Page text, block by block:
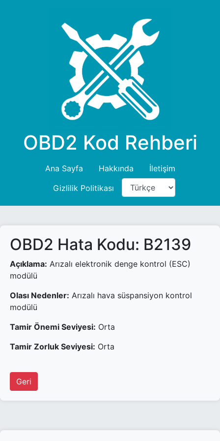
OBD2 Kod Rehberi
Ana Sayfa Hakkında
İletişim
Gizlilik Politikası
OBD2 Hata Kodu: B2139
Açıklama: Arızalı elektronik denge kontrol (ESC)
modülü
Olası Nedenler: Arızalı hava süspansiyon kontrol
modülü
Tamir Önemi Seviyesi: Orta
Tamir Zorluk Seviyesi: Orta
Geri